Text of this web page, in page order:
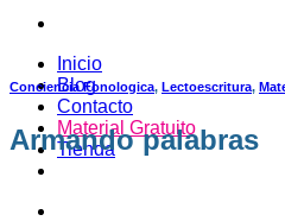
Inicio
Blog
Contacto
Material Gratuito
Tienda
Conciencia Fonologica, Lectoescritura,
Armando palabras